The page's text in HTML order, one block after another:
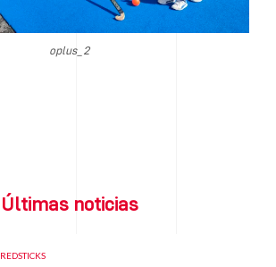
oplus_2
Últimas noticias
REDSTICKS